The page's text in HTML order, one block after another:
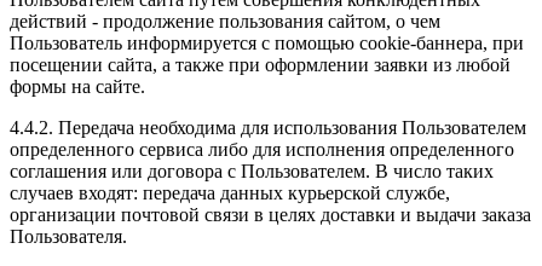
действий - продолжение пользования сайтом, о чем
Пользователь информируется с помощью cookie-баннера, при
посещении сайта, а также при оформлении заявки из любой
формы на сайте.
4.4.2. Передача необходима для использования Пользователем
определенного сервиса либо для исполнения определенного
соглашения или договора с Пользователем. В число таких
случаев входят: передача данных курьерской службе,
организации почтовой связи в целях доставки и выдачи заказа
Пользователя.